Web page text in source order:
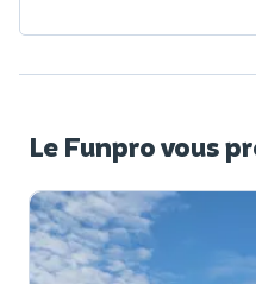
Le Funpro vous